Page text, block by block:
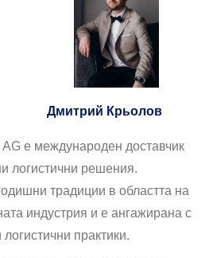
Дмитрий Крьолов
е международен доставчик
логистични решения.
традиции в областта на
индустрия и е ангажирана с
практики.